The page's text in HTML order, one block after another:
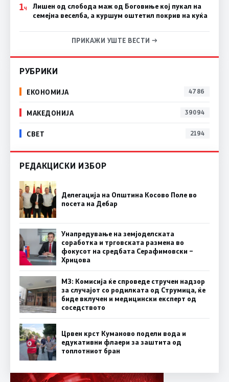
1Ч
Лишен од слобода маж од Боговиње кој пукал на
семејна веселба, а куршум оштетил покрив на куќа
ПРИКАЖИ УШТЕ ВЕСТИ →
РУБРИКИ
ЕКОНОМИЈА 4786
МАКЕДОНИЈА 39094
СВЕТ 2194
РЕДАКЦИСКИ ИЗБОР
Делегација на Општина Косово Поле во
посета на Дебар
Унапредување на земјоделската
соработка и трговската размена во
фокусот на средбата Серафимовски –
Хрицова
МЗ: Комисија ќе спроведе стручен надзор
за случајот со родилката од Струмица, ќе
биде вклучен и медицински експерт од
соседството
Црвен крст Куманово подели вода и
едукативни флаери за заштита од
топлотниот бран